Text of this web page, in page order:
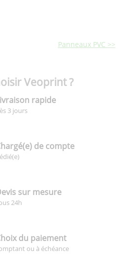
Panneaux PVC >>
Veoprint ?
rapide
3 jours
de compte
sur mesure
24h
du paiement
ou à échéance